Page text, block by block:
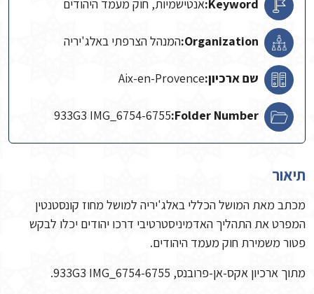
Keyword: אנטישמיות, חוק מעמד היהודים
Organization: המנהל הצרפתי באלג'יריה
שם ארכיון:Aix-en-Provence
Folder Number:
933G3 IMG_6754-6755
תיאור
מכתב מאת המושל הכללי באלג'יריה למושל מחוז קונסטנטין
המפרט את התהליך האדמיניסטרטיבי דרכו יהודים יכלו לבקש
פטור משמירת חוק מעמד היהודים.
מתוך ארכיון אקס-אן-פרובנס, 933G3 IMG_6754-6755.